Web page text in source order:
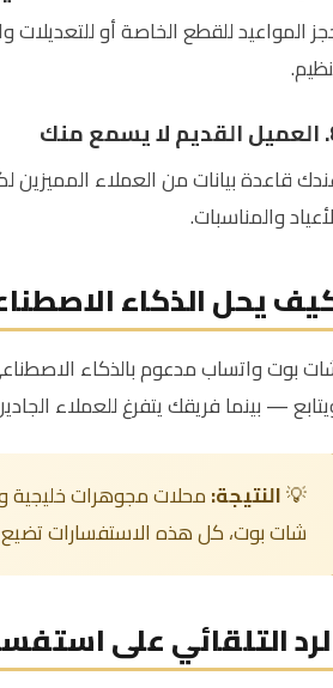
المواعيد للقطع الخاصة أو
منك
قاعدة بيانات من العملاء
والمناسبات.
يحل الذكاء
— بينما فريقك يتفرغ للعملاء
💡النتيجة:
شات بوت، كل هذه الاستفسارات تضيع
التلقائي على